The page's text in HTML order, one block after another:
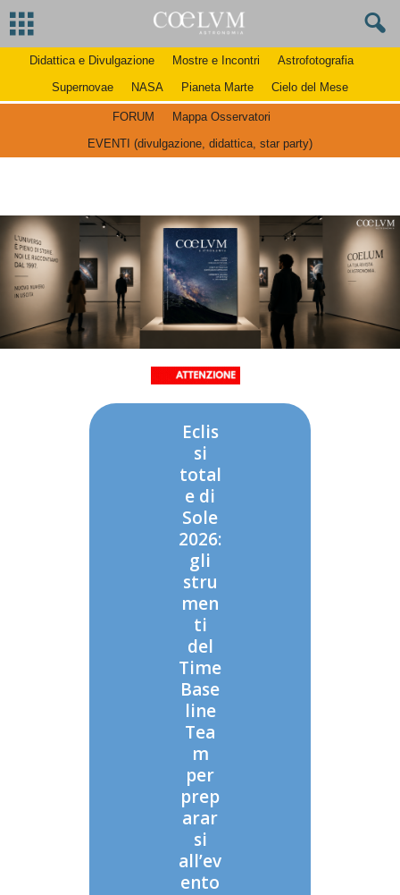
Didattica e Divulgazione Mostre e Incontri
Astrofotografia
Supernovae
NASA Pianeta Marte Cielo del Mese
FORUM
Mappa Osservatori
EVENTI (divulgazione, didattica, star party)
Eclis
si
total
e di
Sole
2026:
gli
stru
men
ti
del
Time
Base
line
Tea
m
per
prep
arar
si
all’ev
ento